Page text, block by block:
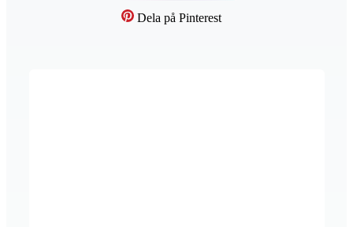
Dela på Pinterest